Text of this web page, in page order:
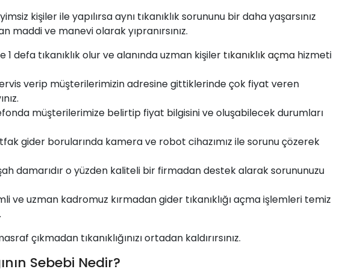
kişiler ile yapılırsa aynı tıkanıklık sorununu bir daha yaşarsınız
maddi ve manevi olarak yıpranırsınız.
1 defa tıkanıklık olur ve alanında uzman kişiler tıkanıklık açma hizmeti
verip müşterilerimizin adresine gittiklerinde çok fiyat veren
müşterilerimize belirtip fiyat bilgisini ve oluşabilecek durumları
gider borularında kamera ve robot cihazımız ile sorunu çözerek
damarıdır o yüzden kaliteli bir firmadan destek alarak sorununuzu
ve uzman kadromuz kırmadan gider tıkanıklığı açma işlemleri temiz
çıkmadan tıkanıklığınızı ortadan kaldırırsınız.
Sebebi Nedir?